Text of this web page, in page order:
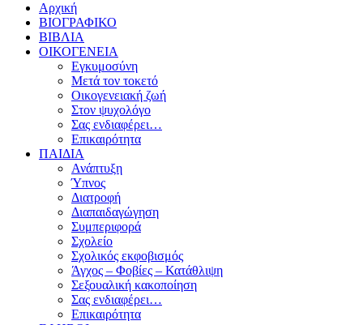
Αρχική
ΒΙΟΓΡΑΦΙΚΟ
ΒΙΒΛΙΑ
ΟΙΚΟΓΕΝΕΙΑ
Εγκυμοσύνη
Μετά τον τοκετό
Οικογενειακή ζωή
Στον ψυχολόγο
Σας ενδιαφέρει…
Επικαιρότητα
ΠΑΙΔΙΑ
Ανάπτυξη
Ύπνος
Διατροφή
Διαπαιδαγώγηση
Συμπεριφορά
Σχολείο
Σχολικός εκφοβισμός
Άγχος – Φοβίες – Κατάθλιψη
Σεξουαλική κακοποίηση
Σας ενδιαφέρει…
Επικαιρότητα